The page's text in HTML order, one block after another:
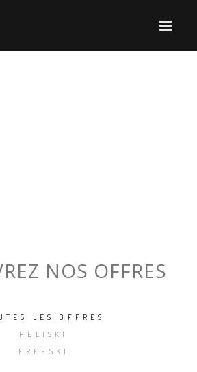
NOS OFFRES
LES OFFRES
HELISKI
FREESKI